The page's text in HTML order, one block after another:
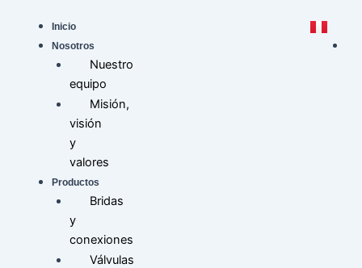
contenido
Inicio
Nosotros
Nuestro
equipo
Misión,
visión
y
valores
Productos
Bridas
y
conexiones
Válvulas